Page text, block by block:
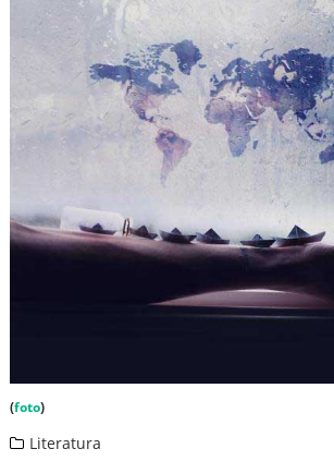
(foto)
Literatura